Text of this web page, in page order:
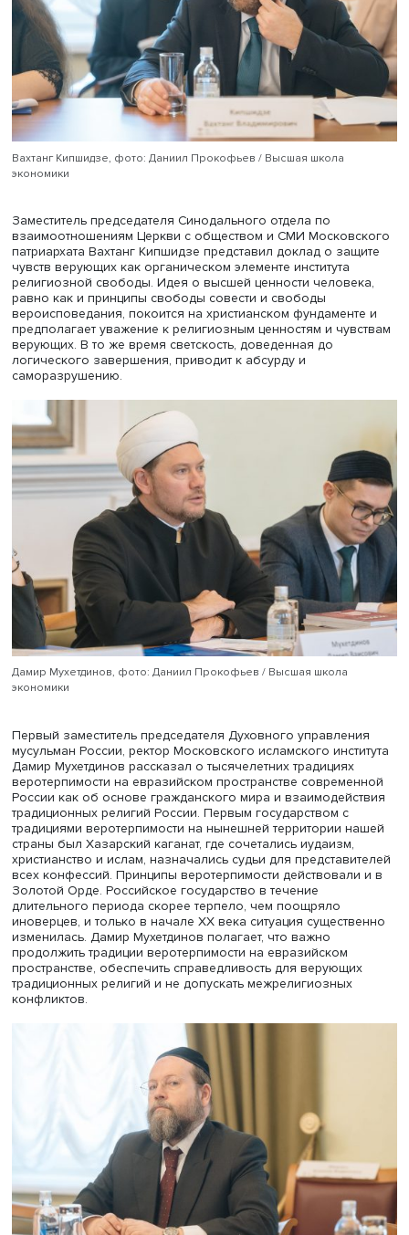
Анна Кудрявцева указала на необходимость активного
сотрудничества государства и религиозных
в целях обеспечения межконфессионального
российском многонациональном обществе, так и в
принятия мер для реализации указов Президента РФ
Стратегии национальной безопасности Российской
Федерации» и «Об утверждении Основ государственной
политики по сохранению и укреплению традиционных
российских духовно-нравственных ценностей».
Исследования показывают, что количество москвичей,
положительно оценивающих состояние
межконфессиональных отношений, является
Руководством религиозных организаций, официально
зарегистрированных в городе Москве, также дается
положительная оценка состояния
мира и сотрудничества в столице.
Вахтанг Кипшидзе, фото: Даниил Прокофьев / Высшая школа
экономики
Заместитель председателя Синодального отдела по
взаимоотношениям Церкви с обществом и СМИ
патриархата Вахтанг Кипшидзе представил доклад о
чувств верующих как органическом элементе института
религиозной свободы. Идея о высшей ценности
равно как и принципы свободы совести и свободы
вероисповедания, покоится на христианском
предполагает уважение к религиозным ценностям и
верующих. В то же время светскость, доведенная до
логического завершения, приводит к абсурду и
саморазрушению.